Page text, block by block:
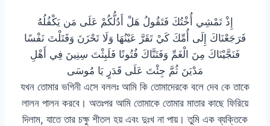
إِذْ تَمْشِي أُخْتُكَ فَتَقُولُ هَلْ أَدُلُّكُمْ عَلَى مَن يَكْفُلُهُ
فَرَجَعْنَاكَ إِلَى أُمِّكَ كَيْ تَقَرَّ عَيْنُهَا وَلَا تَحْزَنَ وَقَتَلْتَ نَفْسًا
فَنَجَّيْنَاكَ مِنَ الْغَمِّ وَفَتَنَّاكَ فُتُونًا فَلَبِثْتَ سِنِينَ فِي أَهْلِ
مَدْيَنَ ثُمَّ جِئْتَ عَلَى قَدَرٍ يَا مُوسَى
যখন তোমার ভগিনী এসে বললঃ আমি কি তোমাদেরকে বলে দেব কে তাকে
লালন পালন করবে। অতঃপর আমি তোমাকে তোমার মাতার কাছে ফিরিয়ে
দিলাম, যাতে তার চক্ষু শীতল হয় এবং দুঃখ না পায়। তুমি এক ব্যক্তিকে